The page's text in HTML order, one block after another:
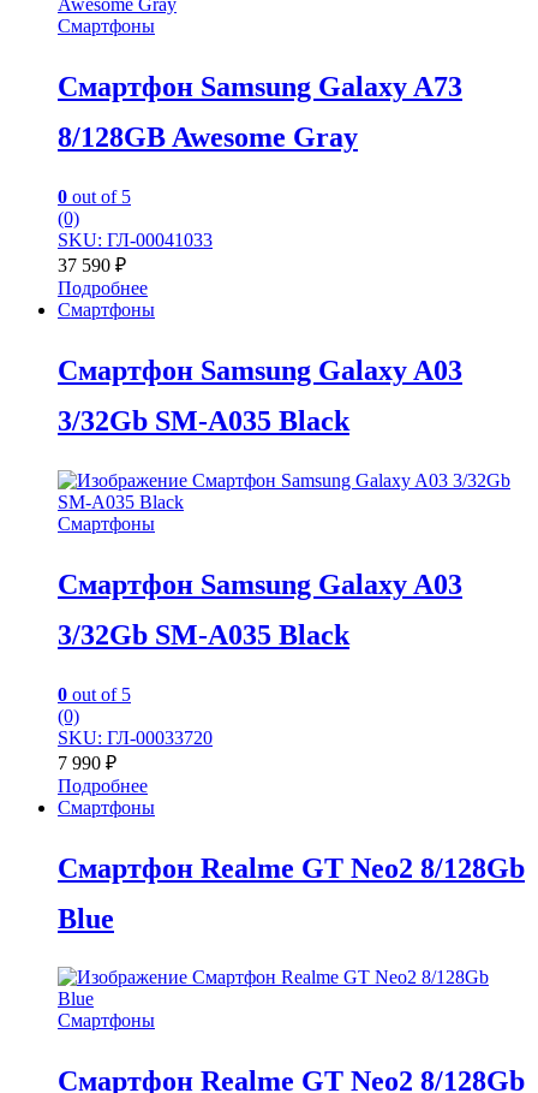
Смартфоны
Смартфон Samsung Galaxy A73
8/128GB Awesome Gray
0 out of 5
(0)
SKU: ГЛ-00041033
37 590 ₽
Подробнее
Смартфоны
Смартфон Samsung Galaxy A03
3/32Gb SM-A035 Black
Смартфоны
Смартфон Samsung Galaxy A03
3/32Gb SM-A035 Black
0 out of 5
(0)
SKU: ГЛ-00033720
7 990 ₽
Подробнее
Смартфоны
Смартфон Realme GT Neo2 8/128Gb
Blue
Смартфоны
Смартфон Realme GT Neo2 8/128Gb